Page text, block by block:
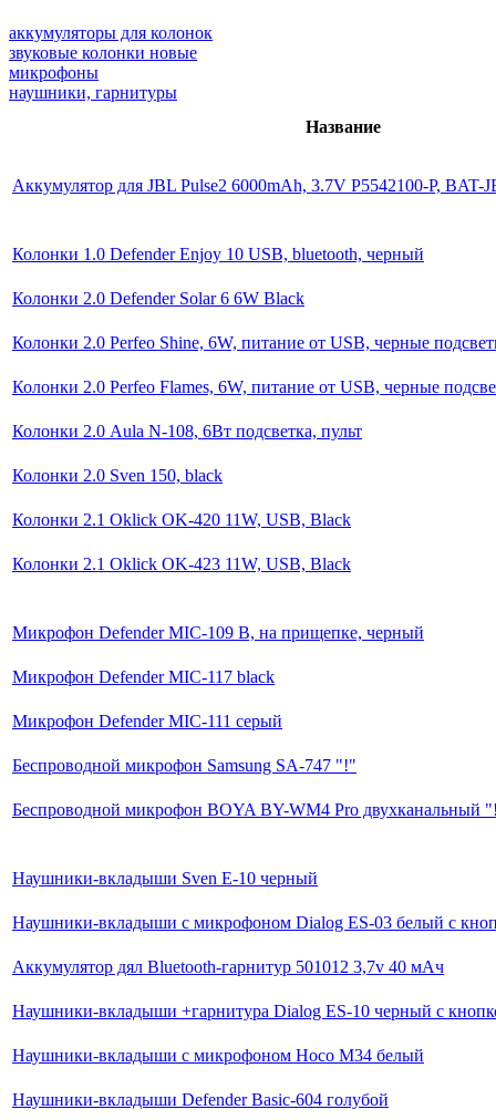
аккумуляторы для колонок
звуковые колонки новые
микрофоны
наушники, гарнитуры
Название
Аккумулятор для JBL Pulse2 6000mAh, 3.7V P5542100-P, BAT-
Колонки 1.0 Defender Enjoy 10 USB, bluetooth, черный
Колонки 2.0 Defender Solar 6 6W Black
Колонки 2.0 Perfeo Shine, 6W, питание от USB, черные
Колонки 2.0 Perfeo Flames, 6W, питание от USB, черные
Колонки 2.0 Aula N-108, 6Вт подсветка, пульт
Колонки 2.0 Sven 150, black
Колонки 2.1 Oklick OK-420 11W, USB, Black
Колонки 2.1 Oklick OK-423 11W, USB, Black
Микрофон Defender MIC-109 B, на прищепке, черный
Микрофон Defender MIC-117 black
Микрофон Defender MIC-111 серый
Беспроводной микрофон Samsung SA-747 "!"
Беспроводной микрофон BOYA BY-WM4 Pro двухканальный
Наушники-вкладыши Sven E-10 черный
Наушники-вкладыши с микрофоном Dialog ES-03 белый с
Аккумулятор дял Bluetooth-гарнитур 501012 3,7v 40 мАч
Наушники-вкладыши +гарнитура Dialog ES-10 черный с
Наушники-вкладыши с микрофоном Hoco M34 белый
Наушники-вкладыши Defender Basic-604 голубой